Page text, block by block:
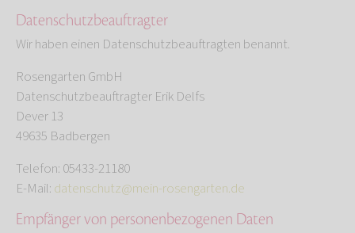
Datenschutz­beauftragter
Wir haben einen Datenschutzbeauftragten benannt.
Rosengarten GmbH
Datenschutzbeauftragter Erik Delfs
Dever 13
49635 Badbergen
Telefon: 05433-21180
E-Mail: datenschutz@mein-rosengarten.de
Empfänger von personenbezogenen Daten